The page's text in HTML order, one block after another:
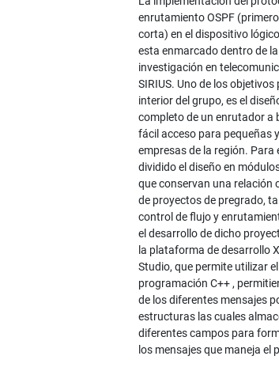
enrutamiento OSPF
corta) en el dispositivo
esta enmarcado dentro de
investigación en
SIRIUS. Uno de los objetivos
interior del grupo, es el
completo de un enrutador a
fácil acceso para pequeñas
empresas de la región. Para
dividido el diseño en
que conservan una relación
de proyectos de pregrado,
control de flujo y
el desarrollo de dicho
la plataforma de desarrollo
Studio, que permite utilizar
programación C++ ,
de los diferentes mensajes
estructuras las cuales
diferentes campos para
los mensajes que maneja el